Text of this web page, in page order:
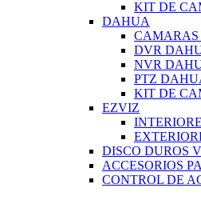
KIT DE
DAHUA
DVR
NVR
PTZ
KIT DE
EZVIZ
DISCO DUROS
ACCESORIOS
CONTROL DE